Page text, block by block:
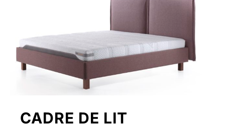
CADRE DE LIT